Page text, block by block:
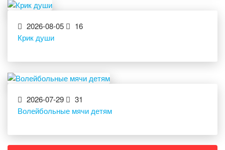
2026-08-05
16
Крик души
2026-07-29
31
Волейбольные мячи детям